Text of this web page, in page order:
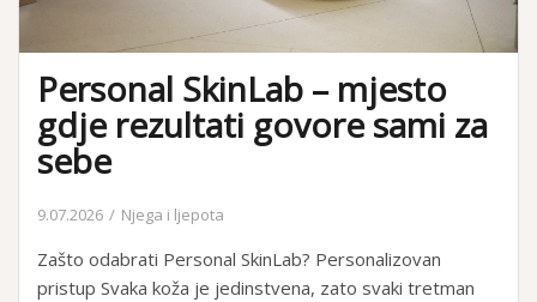
Personal SkinLab – mjesto
gdje rezultati govore sami za
sebe
9.07.2026 Njega i ljepota
Zašto odabrati Personal SkinLab? Personalizovan
pristup Svaka koža je jedinstvena, zato svaki tretman